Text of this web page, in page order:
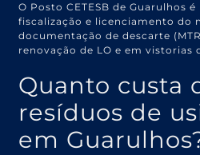
O Posto CETESB de Guarulhos
fiscalização e licenciamento do
documentação de descarte
renovação de LO e em vistorias
Quanto custa
resíduos de
em